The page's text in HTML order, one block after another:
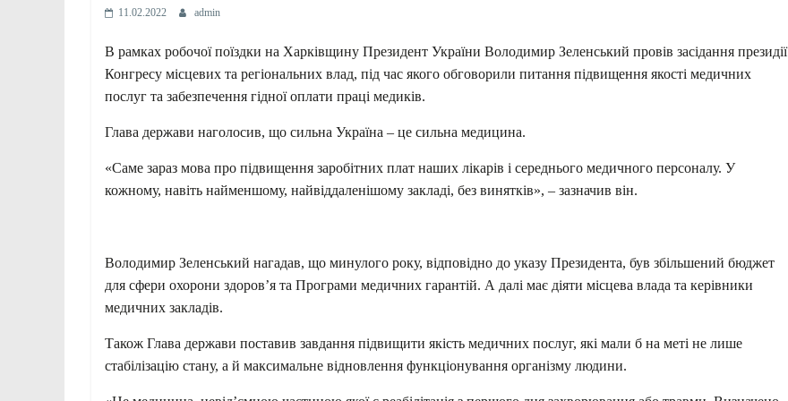
11.02.2022 admin
В рамках робочої поїздки на Харківщину Президент України Володимир Зеленський провів засідання президії
Конгресу місцевих та регіональних влад, під час якого обговорили питання підвищення якості медичних
послуг та забезпечення гідної оплати праці медиків.
Глава держави наголосив, що сильна Україна – це сильна медицина.
«Саме зараз мова про підвищення заробітних плат наших лікарів і середнього медичного персоналу. У
кожному, навіть найменшому, найвіддаленішому закладі, без винятків», – зазначив він.
Володимир Зеленський нагадав, що минулого року, відповідно до указу Президента, був збільшений бюджет
для сфери охорони здоров’я та Програми медичних гарантій. А далі має діяти місцева влада та керівники
медичних закладів.
Також Глава держави поставив завдання підвищити якість медичних послуг, які мали б на меті не лише
стабілізацію стану, а й максимальне відновлення функціонування організму людини.